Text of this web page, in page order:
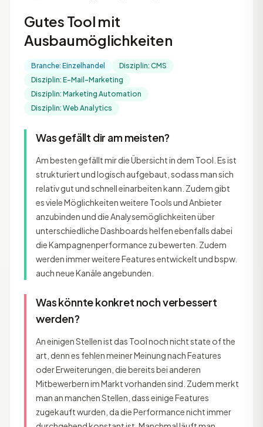
Gutes Tool mit
Ausbaumöglichkeiten
Branche: Einzelhandel
Disziplin: CMS
Disziplin: E-Mail-Marketing
Disziplin: Marketing Automation
Disziplin: Web Analytics
Was gefällt dir am meisten?
Am besten gefällt mir die Übersicht in dem Tool. Es ist
strukturiert und logisch aufgebaut, sodass man sich
relativ gut und schnell einarbeiten kann. Zudem gibt
es viele Möglichkeiten weitere Tools und Anbieter
anzubinden und die Analysemöglichkeiten über
unterschiedliche Dashboards helfen ebenfalls dabei
die Kampagnenperformance zu bewerten. Zudem
werden immer weitere Features entwickelt und bspw.
auch neue Kanäle angebunden.
Was könnte konkret noch verbessert
werden?
An einigen Stellen ist das Tool noch nicht state of the
art, denn es fehlen meiner Meinung nach Features
oder Erweiterungen, die bereits bei anderen
Mitbewerbern im Markt vorhanden sind. Zudem merkt
man an manchen Stellen, dass einige Features
zugekauft wurden, da die Performance nicht immer